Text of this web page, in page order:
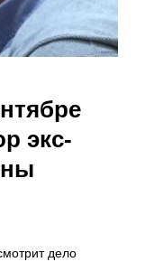
экс-
дело